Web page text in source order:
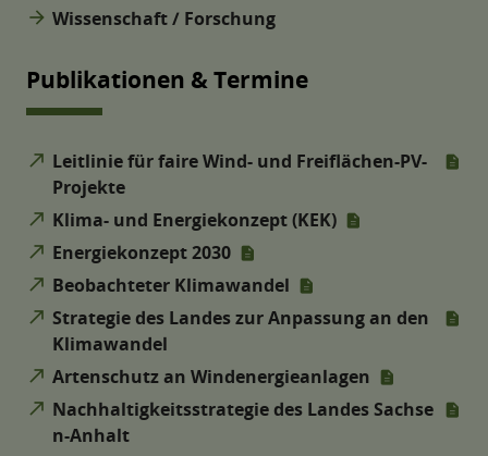
arrow_forward Wissenschaft / Forschung
Publikationen & Termine
north_east Leitlinie für faire Wind- und Freiflächen-PV-
Projekte
north_east Klima- und Energiekonzept (KEK)
north_east Energiekonzept 2030
north_east Beobachteter Klimawandel
north_east Strategie des Landes zur Anpassung an den
Klimawandel
north_east Artenschutz an Windenergieanlagen
north_east Nachhaltigkeitsstrategie des Landes Sachse
n-Anhalt